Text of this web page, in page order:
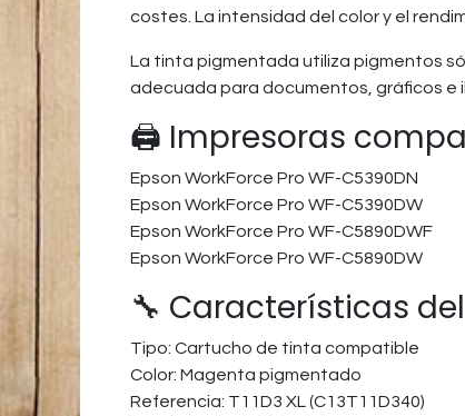
costes. La intensidad del color y el
La tinta pigmentada utiliza pigmentos
adecuada para documentos, gráficos e
🖨️ Impresoras
Epson WorkForce Pro WF-C5390DN
Epson WorkForce Pro WF-C5390DW
Epson WorkForce Pro WF-C5890DWF
Epson WorkForce Pro WF-C5890DW
🔧 Características
Tipo: Cartucho de tinta compatible
Color: Magenta pigmentado
Referencia: T11D3 XL (C13T11D340)